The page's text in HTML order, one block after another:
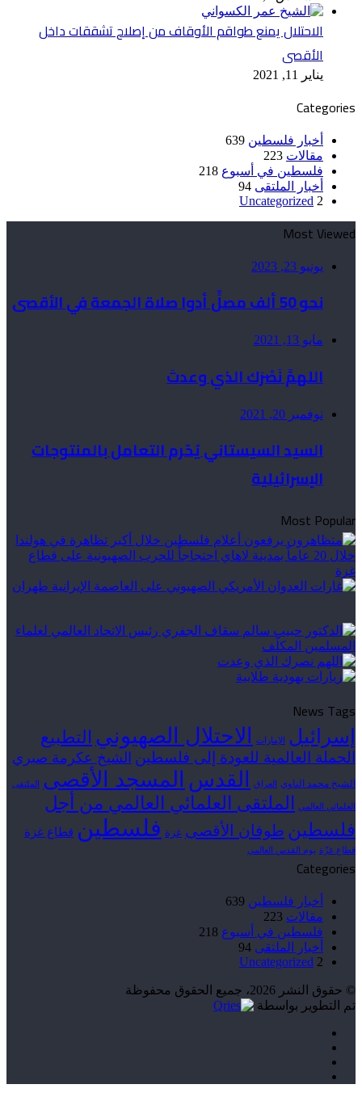
الاحتلال يمنع طواقم الأوقاف من إصلاح تشققات داخل
الأقصى
يناير 11, 2021
Categories
أخبار فلسطين 639
مقالات 223
فلسطين في أسبوع 218
أخبار الملتقى 94
Uncategorized 2
Most Viewed
يونيو 23, 2023
نحو 50 ألف مصلٍّ أدوا صلاة الجمعة في الأقصى
مايو 13, 2021
اللهمَّ نَصْرَك الذي وعدتَ
نوفمبر 20, 2021
السيد السيستاني يُحّرم التعامل بالمنتوجات
الإسرائيلية
Most Popular
News Tags
إسرائيل الإمارات الاحتلال الصهيوني التطبيع
الحملة العالمية للعودة إلى فلسطين الشيخ عكرمة صبري
الشيخ محمد الناوي العراق القدس المسجد الأقصى الملتقى
العلمائي العالمي الملتقى العلمائي العالمي من أجل
فلسطين طوفان الأقصى غزة فلسطين قطاع غزة
قطاع غزّة يوم القدس العالمي
Categories
أخبار فلسطين 639
مقالات 223
فلسطين في أسبوع 218
أخبار الملتقى 94
Uncategorized 2
© حقوق النشر 2026، جميع الحقوق محفوظة
تم التطوير بواسطة